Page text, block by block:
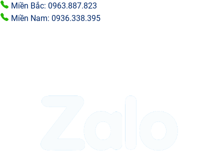
Miền Bắc: 0963.887.823
Miền Nam: 0936.338.395